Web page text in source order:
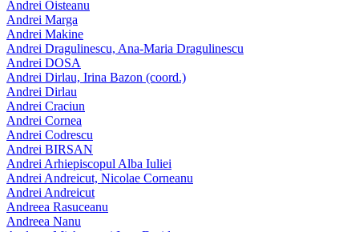
Andrei Oisteanu
Andrei Marga
Andrei Makine
Andrei Dragulinescu, Ana-Maria Dragulinescu
Andrei DOSA
Andrei Dirlau, Irina Bazon (coord.)
Andrei Dirlau
Andrei Craciun
Andrei Cornea
Andrei Codrescu
Andrei BIRSAN
Andrei Arhiepiscopul Alba Iuliei
Andrei Andreicut, Nicolae Corneanu
Andrei Andreicut
Andreea Rasuceanu
Andreea Nanu